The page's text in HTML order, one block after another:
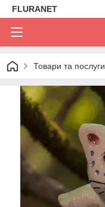
FLURANET
Товари та послуги